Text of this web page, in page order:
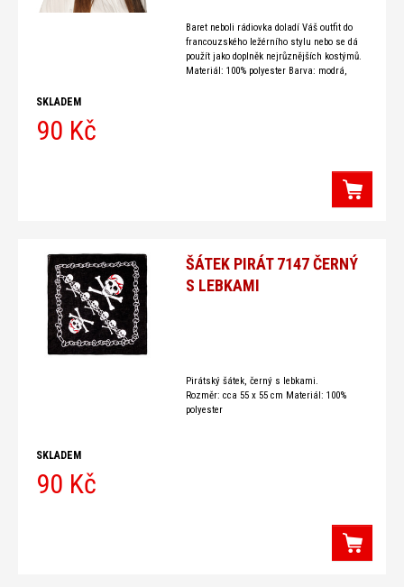
Baret neboli rádiovka doladí Váš outfit do
francouzského ležérního stylu nebo se dá
použít jako doplněk nejrůznějších kostýmů.
Materiál: 100% polyester Barva: modrá,
SKLADEM
90 Kč
ŠÁTEK PIRÁT 7147 ČERNÝ
S LEBKAMI
Pirátský šátek, černý s lebkami.
Rozměr: cca 55 x 55 cm Materiál: 100%
polyester
SKLADEM
90 Kč